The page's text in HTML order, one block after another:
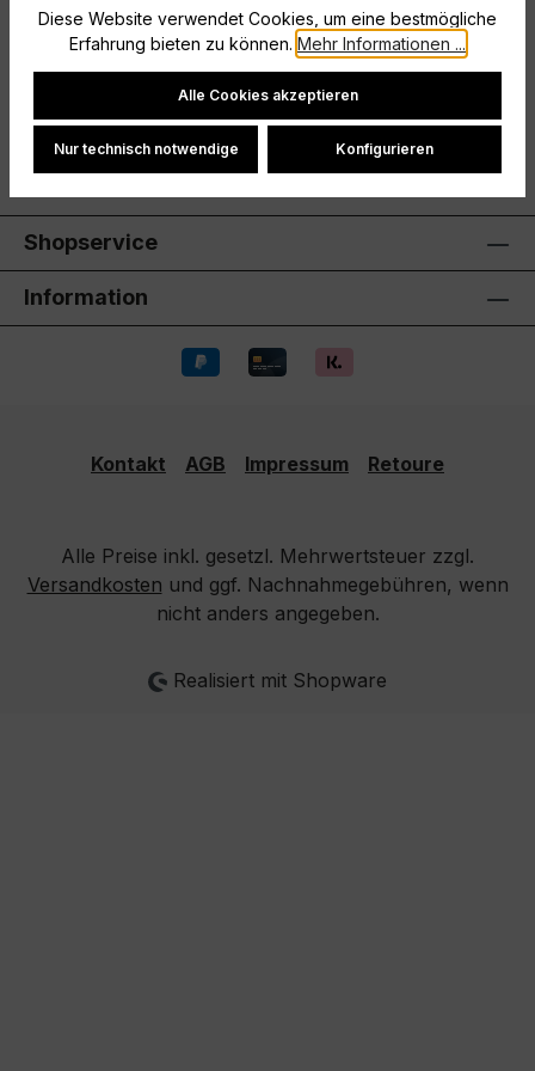
Tropicana; Rippkragen; Ellenbogenpolsterung
Shopservice
Information
Kontakt AGB Impressum Retoure
Alle Preise inkl. gesetzl. Mehrwertsteuer zzgl.
Versandkosten und ggf. Nachnahmegebühren, wenn
nicht anders angegeben.
Realisiert mit Shopware
Diese Website verwendet Cookies, um eine bestmögliche
Erfahrung bieten zu können. Mehr Informationen ...
Cookie-Einstellungen
Alle Cookies akzeptieren
Nur technisch notwendige Konfigurieren